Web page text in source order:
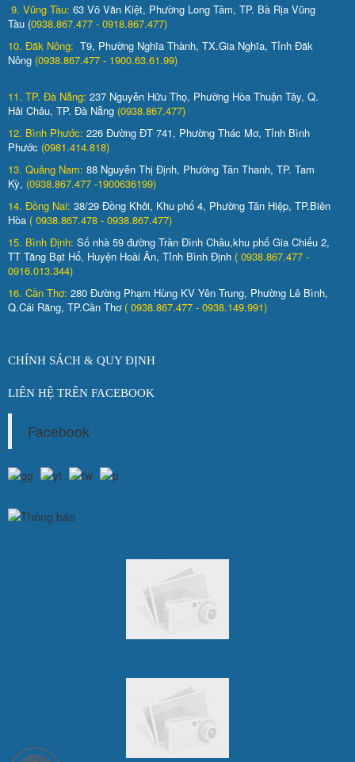
9. Vũng Tàu: 63 Võ Văn Kiệt, Phường Long Tâm, TP. Bà Rịa Vũng
Tàu (0938.867.477 - 0918.867.477)
10. Đăk Nông: T9, Phường Nghĩa Thành, TX.Gia Nghĩa, Tỉnh Đăk
Nông (0938.867.477 - 1900.63.61.99)
11. TP. Đà Nẵng: 237 Nguyễn Hữu Thọ, Phường Hòa Thuận Tây, Q.
Hải Châu, TP. Đà Nẵng (0938.867.477)
12. Bình Phước: 226 Đường ĐT 741, Phường Thác Mơ, Tỉnh Bình
Phước (0981.414.818)
13. Quảng Nam: 88 Nguyễn Thị Định, Phường Tân Thanh, TP. Tam
Kỳ, (0938.867.477 -1900636199)
14. Đồng Nai: 38/29 Đồng Khởi, Khu phố 4, Phường Tân Hiệp, TP.Biên
Hòa ( 0938.867.478 - 0938.867.477)
15. Bình Định: Số nhà 59 đường Trần Đình Châu,khu phố Gia Chiểu 2,
TT Tăng Bạt Hổ, Huyện Hoài Ân, Tỉnh Bình Định ( 0938.867.477 -
0916.013.344)
16. Cần Thơ: 280 Đường Phạm Hùng KV Yên Trung, Phường Lê Bình,
Q.Cái Răng, TP.Cần Thơ ( 0938.867.477 - 0938.149.991)
CHÍNH SÁCH & QUY ĐỊNH
LIÊN HỆ TRÊN FACEBOOK
Facebook